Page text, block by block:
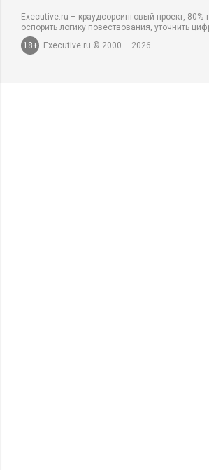
Executive.ru – краудсорсинговый проект,
оспорить логику повествования, уточнить
18+
Executive.ru © 2000 – 2026.